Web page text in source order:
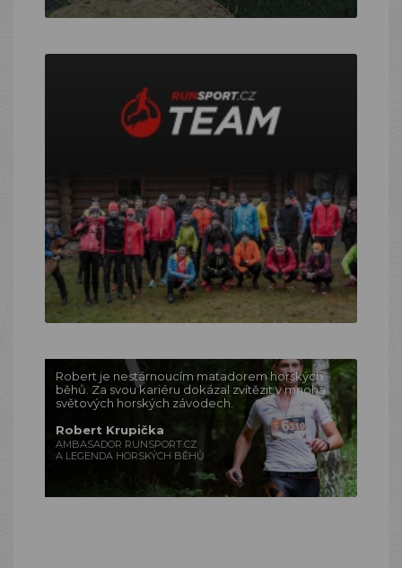
Robert je nestárnoucím matadorem horských
běhů. Za svou kariéru dokázal zvítězit v mnoha
světových horských závodech.
Robert Krupička
AMBASADOR RUNSPORT.CZ
A LEGENDA HORSKÝCH BĚHŮ